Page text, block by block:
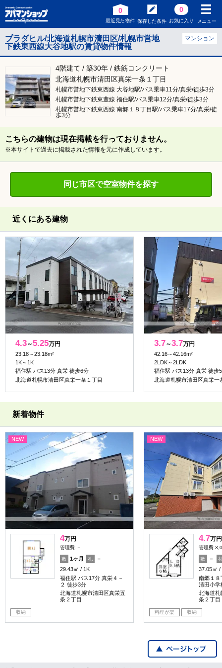
0
最近見た物件 保存した条件
0
お気に入り メニュー
プラダヒル/北海道札幌市清田区/札幌市営地
下鉄東西線大谷地駅の賃貸物件情報
マンション
4階建て / 築30年 / 鉄筋コンクリート
北海道札幌市清田区真栄一条１丁目
札幌市営地下鉄東西線 大谷地駅/バス乗車11分/真栄/徒歩3分
札幌市営地下鉄東豊線 福住駅/バス乗車12分/真栄/徒歩3分
札幌市営地下鉄東西線 南郷１８丁目駅/バス乗車17分/真栄/徒
歩3分
こちらの建物は現在掲載を行っておりません。
※本サイトで過去に掲載された情報を元に作成しています。
同じ市区で空室物件を探す
近くにある建物
4.3～5.25万円
23.18～23.18m²
1K～1K
福住駅 バス13分 真栄 徒歩6分
北海道札幌市清田区真栄一条１丁目
3.7～3.7万円
42.16～42.16m²
2LDK～2LDK
福住駅 バス13分 真栄 徒歩
北海道札幌市清田区真栄一
新着物件
NEW
4万円
管理費:－
敷 1ヶ月 礼
－
29.43㎡
1K
福住駅 バス17分 真栄４－
２ 徒歩3分
北海道札幌市清田区真栄五
条２丁目
収納
NEW
4.7万円
管理費
敷 －
37.05㎡
南郷１８
清田小学
北海道札
条２丁目
料理が楽 収納